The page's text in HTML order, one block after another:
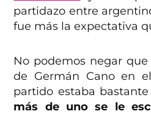
partidazo entre
fue más la expectativa
No podemos negar
de Germán Cano en
partido estaba
más de uno se le